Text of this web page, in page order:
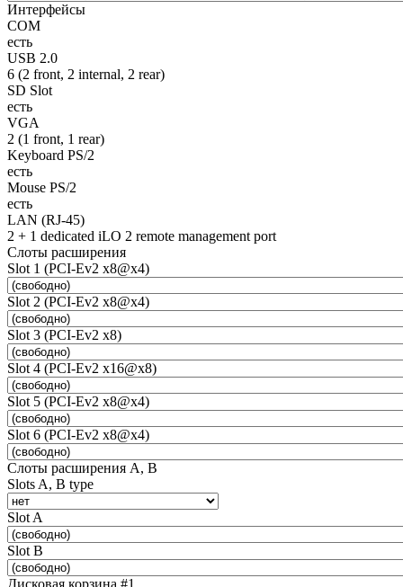
Интерфейсы
COM
есть
USB 2.0
6 (2 front, 2 internal, 2 rear)
SD Slot
есть
VGA
2 (1 front, 1 rear)
Keyboard PS/2
есть
Mouse PS/2
есть
LAN (RJ-45)
2 + 1 dedicated iLO 2 remote management port
Слоты расширения
Slot 1 (PCI-Ev2 x8@x4)
Slot 2 (PCI-Ev2 x8@x4)
Slot 3 (PCI-Ev2 x8)
Slot 4 (PCI-Ev2 x16@x8)
Slot 5 (PCI-Ev2 x8@x4)
Slot 6 (PCI-Ev2 x8@x4)
Слоты расширения A, B
Slots A, B type
Slot A
Slot B
Дисковая корзина #1